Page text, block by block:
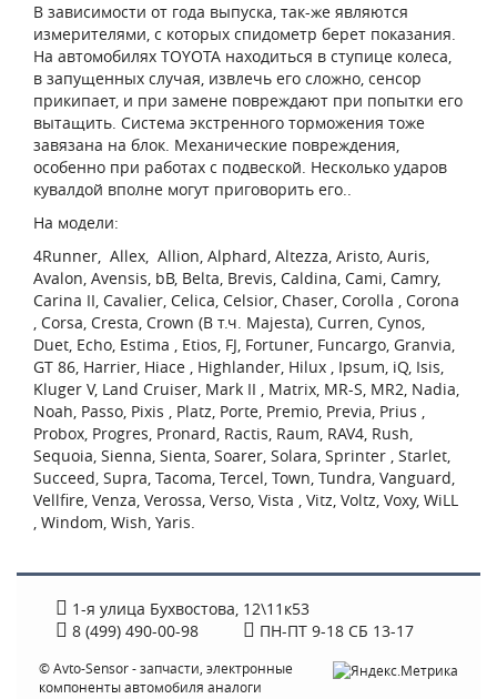
В зависимости от года выпуска, так-же являются
измерителями, с которых спидометр берет показания.
На автомобилях TOYOTA находиться в ступице колеса,
в запущенных случая, извлечь его сложно, сенсор
прикипает, и при замене повреждают при попытки его
вытащить. Система экстренного торможения тоже
завязана на блок. Механические повреждения,
особенно при работах с подвеской. Несколько ударов
кувалдой вполне могут приговорить его..
На модели:
4Runner, Allex, Allion, Alphard, Altezza, Aristo, Auris,
Avalon, Avensis, bB, Belta, Brevis, Caldina, Cami, Camry,
Carina II, Cavalier, Celica, Celsior, Chaser, Corolla , Corona
, Corsa, Cresta, Crown (В т.ч. Majesta), Curren, Cynos,
Duet, Echo, Estima , Etios, FJ, Fortuner, Funcargo, Granvia,
GT 86, Harrier, Hiace , Highlander, Hilux , Ipsum, iQ, Isis,
Kluger V, Land Cruiser, Mark II , Matrix, MR-S, MR2, Nadia,
Noah, Passo, Pixis , Platz, Porte, Premio, Previa, Prius ,
Probox, Progres, Pronard, Ractis, Raum, RAV4, Rush,
Sequoia, Sienna, Sienta, Soarer, Solara, Sprinter , Starlet,
Succeed, Supra, Tacoma, Tercel, Town, Tundra, Vanguard,
Vellfire, Venza, Verossa, Verso, Vista , Vitz, Voltz, Voxy, WiLL
, Windom, Wish, Yaris.
1-я улица Бухвостова, 12\11к53
8 (499) 490-00-98
ПН-ПТ 9-18 СБ 13-17
© Avto-Sensor - запчасти, электронные
компоненты автомобиля аналоги